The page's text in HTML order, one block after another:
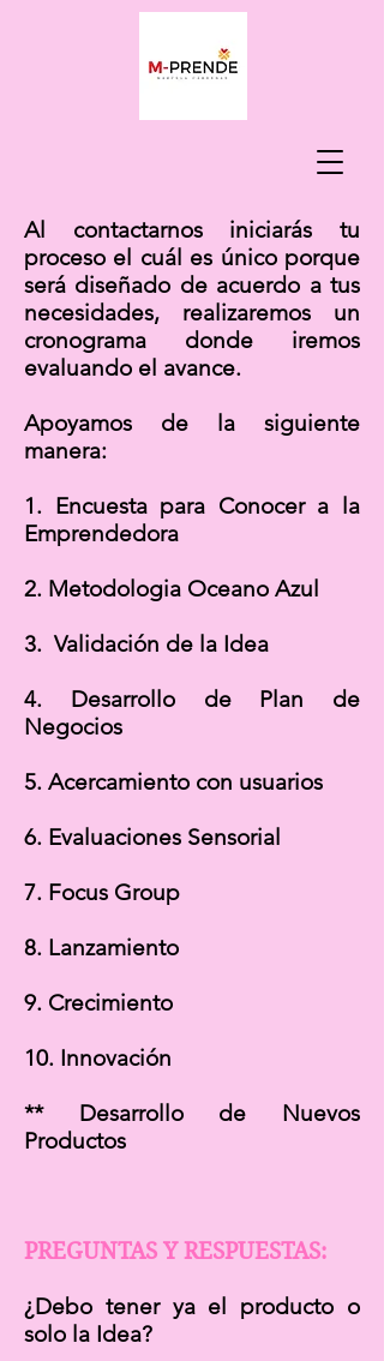
Al contactarnos iniciarás tu
proceso el cuál es único porque
será diseñado de acuerdo a tus
necesidades, realizaremos un
cronograma donde iremos
evaluando el avance.
Apoyamos de la siguiente
manera:
1. Encuesta para Conocer a la
Emprendedora
2. Metodologia Oceano Azul
3. Validación de la Idea
4. Desarrollo de Plan de
Negocios
5. Acercamiento con usuarios
6. Evaluaciones Sensorial
7. Focus Group
8. Lanzamiento
9. Crecimiento
10. Innovación
** Desarrollo de Nuevos
Productos
PREGUNTAS Y RESPUESTAS:
¿Debo tener ya el producto o
solo la Idea?